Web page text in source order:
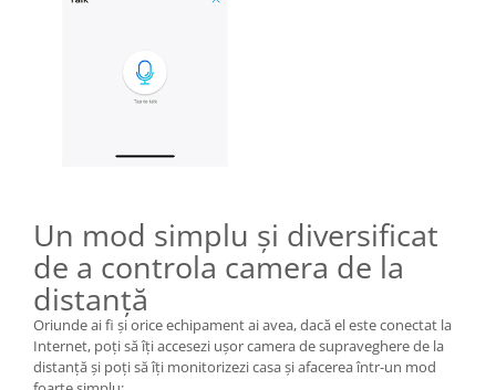
Un mod simplu și diversificat
de a controla camera de la
distanță
Oriunde ai fi și orice echipament ai avea, dacă el este conectat la
Internet, poți să îți accesezi ușor camera de supraveghere de la
distanță și poți să îți monitorizezi casa și afacerea într-un mod